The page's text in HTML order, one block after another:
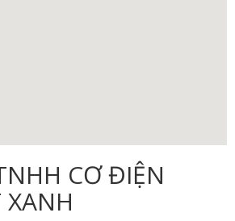
CƠ ĐIỆN
XANH